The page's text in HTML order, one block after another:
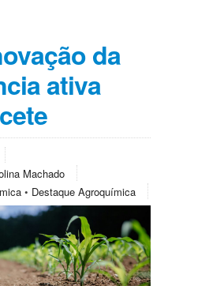
da
ativa
Machado
• Destaque Agroquímica